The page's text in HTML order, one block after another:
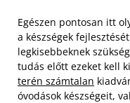
Egészen pontosan itt
a készségek
legkisebbeknek
tudás előtt ezeket kell
terén számtalan
óvodások készségeit,